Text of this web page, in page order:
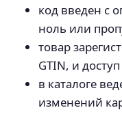
код введен с
ноль или
товар
GTIN, и
в каталоге
изменений